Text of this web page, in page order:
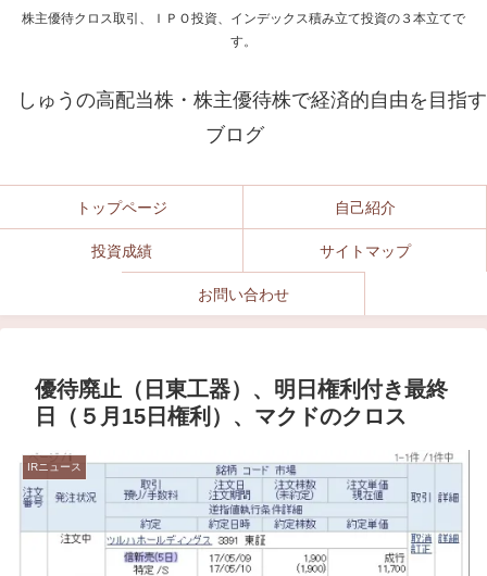
株主優待クロス取引、ＩＰＯ投資、インデックス積み立て投資の３本立てで
す。
しゅうの高配当株・株主優待株で経済的自由を目指す
ブログ
トップページ 自己紹介
投資成績 サイトマップ
お問い合わせ
優待廃止（日東工器）、明日権利付き最終
日（５月15日権利）、マクドのクロス
IRニュース